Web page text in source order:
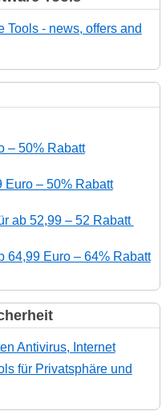
Tools - news, offers and
– 50% Rabatt
Euro – 50% Rabatt
ab 52,99 – 52 Rabatt
64,99 Euro – 64% Rabatt
Antivirus, Internet
für Privatsphäre und